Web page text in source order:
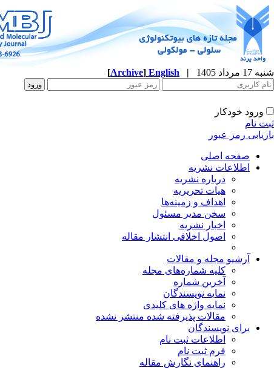
شنبه 17 مرداد 1405 |
English
[Archive]
ورود خودکار
ثبت نام
بازیابی رمز عبور
صفحه اصلی
اطلاعات نشریه
درباره نشریه
هیات تحریریه
اهداف و زمینه‌ها
سخن مدیر مسئول
اخبار نشریه
اصول اخلاقی انتشار مقاله
آرشیو مجله و مقالات
کلیه شماره‌های مجله
آخرین شماره
نمایه نویسندگان
نمایه واژه های کلیدی
مقالات پذیرفته شده منتشر نشده
برای نویسندگان
اطلاعات ثبت نام
فرم ثبت نام
راهنمای نگارش مقاله